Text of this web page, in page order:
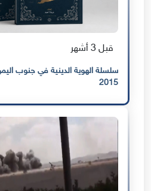
قبل 3 أشهر
سلسلة الهوية الدينية في جنوب
2015